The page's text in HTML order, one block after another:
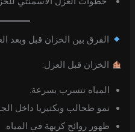
الفرق بين الخزان قبل وبعد
الخزان قبل العزل:
المياه تتسرب بسرعة.
نمو طحالب وبكتيريا داخل
ظهور روائح كريهة في المياه.